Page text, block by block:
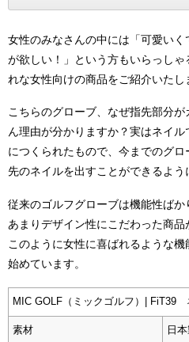
女性のみなさんの中には「可愛い
が欲しい！」という方もいらっし
れな女性向けの商品をご紹介いたし
こちらのグローブ、なぜ指先部分
ん理由が分かりますか？実はネイ
につくられたもので、今までのグ
先のネイルを出すことができるよう
従来のゴルフグローブは機能性ばか
あまりデザイン性にこだわった商品
このように女性に喜ばれるような
始めています。
MIC GOLF（ミックゴルフ）|
素材 日